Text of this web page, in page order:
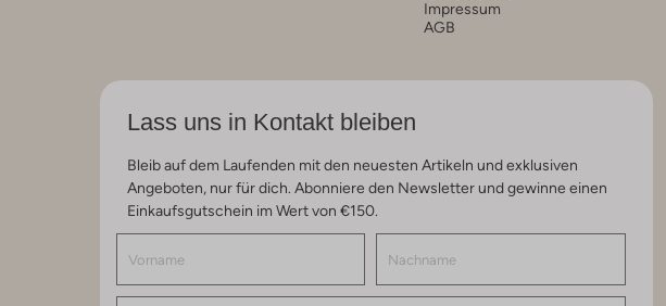
Impressum
AGB
Lass uns in Kontakt bleiben
Bleib auf dem Laufenden mit den neuesten Artikeln und exklusiven
Angeboten, nur für dich. Abonniere den Newsletter und gewinne einen
Einkaufsgutschein im Wert von €150.